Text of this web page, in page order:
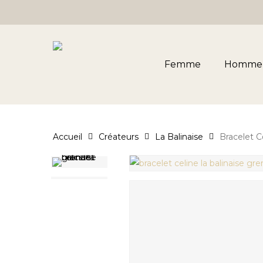
to
Femme Homme
Accueil Créateurs La Balinaise Bracelet